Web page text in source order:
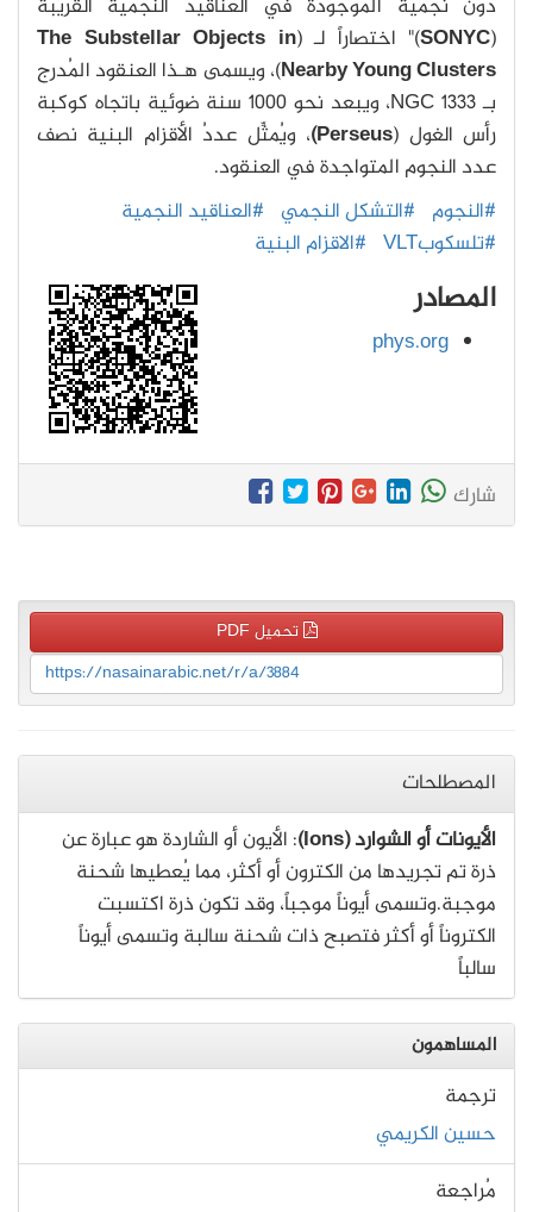
الصورة: Koraljka Muzic, University of Lisbon, Portugal / Aleks
Scholz, University of St Andrews, UK / Rainer Schoedel,
University of Granada, Spain / Vincent Geers, UKATC / Ray
Jayawardhana, York University, Canada / Joana Ascenso,
University of Lisbon, University of Porto, Portugal / Lucas
Cieza, University Diego Portales, Santiago, Chile. The study is
based on observations conducted with the VLT at the
European Southern Observatory.
دون نجمية الموجودة في العناقيد النجمية القريبة
(
SONYC)" اختصاراً لـ (The Substellar Objects in
Nearby Young Clusters)، ويسمى هـذا العنقود المُدرج
بـ NGC 1333، ويبعد نحو 1000 سنة ضوئية باتجاه كوكبة
رأس الغول (Perseus) ، ويُمثِّل عددُ الأقزام البنية نصف
عدد النجوم المتواجدة في العنقود.
#النجوم #التشكل النجمي #العناقيد النجمية
#تلسكوبVLT
#الاقزام البنية
المصادر
phys.org
شارك
تحميل PDF
https://nasainarabic.net/r/a/3884
المصطلحات
الأيونات أو الشوارد (Ions)
: الأيون أو الشاردة هو عبارة عن
ذرة تم تجريدها من الكترون أو أكثر، مما يُعطيها شحنة
موجبة.وتسمى أيوناً موجباً، وقد تكون ذرة اكتسبت
الكتروناً أو أكثر فتصبح ذات شحنة سالبة وتسمى أيوناً
سالباً
المساهمون
ترجمة
حسين الكريمي
مُراجعة